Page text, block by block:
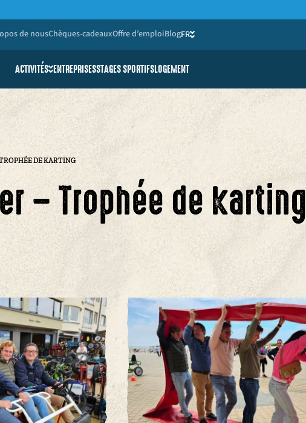
de nousChèques-cadeauxOffre d’emploiBlogFR
NL
ACTIVITÉS
Friends & Family
Écoles et groupes de jeunes
Personnes à mobilité réduite
ENTREPRISESSTAGES SPORTIFSLOGEMENT
DE KARTING
– Trophée de karting